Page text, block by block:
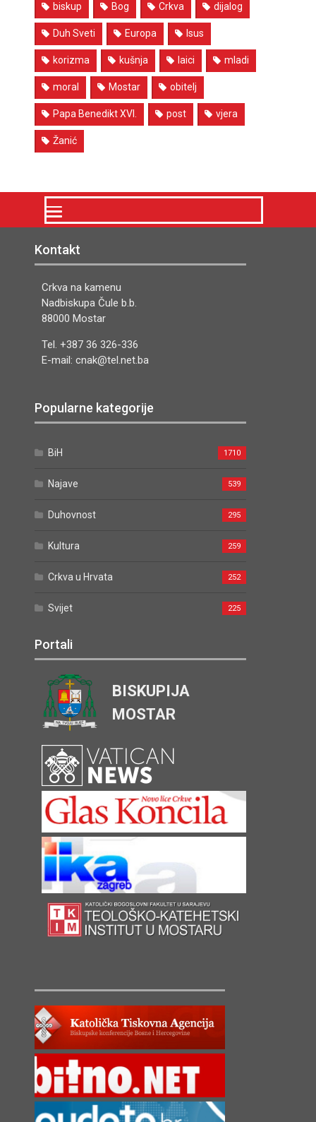
biskup Bog Crkva dijalog
Duh Sveti Europa Isus
korizma kušnja laici mladi
moral Mostar obitelj
Papa Benedikt XVI. post vjera
Žanić
Kontakt
Crkva na kamenu
Nadbiskupa Čule b.b.
88000 Mostar
Tel. +387 36 326-336
E-mail: cnak@tel.net.ba
Popularne kategorije
BiH 1710
Najave 539
Duhovnost 295
Kultura 259
Crkva u Hrvata 252
Svijet 225
Portali
BISKUPIJA
MOSTAR